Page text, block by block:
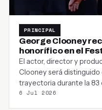
PRINCIPAL
George Clooney
honorífico en el
El actor, director y
Clooney será distinguido
trayectoria durante la 83
6 Jul 2026